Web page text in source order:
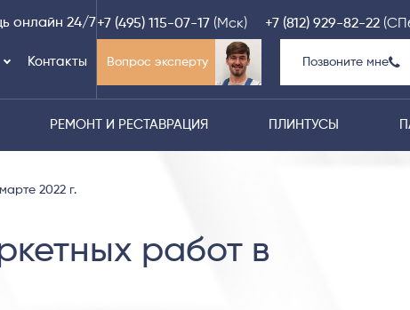
Контакты
онлайн 24/7+7 (495) 115-07-17 (Мск) +7 (812) 929-82-22
Вопрос эксперту Позвоните мне
РЕМОНТ И РЕСТАВРАЦИЯ ПЛИНТУСЫ
2022 г.
работ в